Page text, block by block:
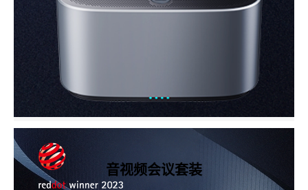
音视频会议套装